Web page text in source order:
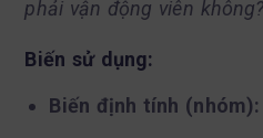
phải vận động viên không?
Biến sử dụng:
Biến định tính (nhóm):